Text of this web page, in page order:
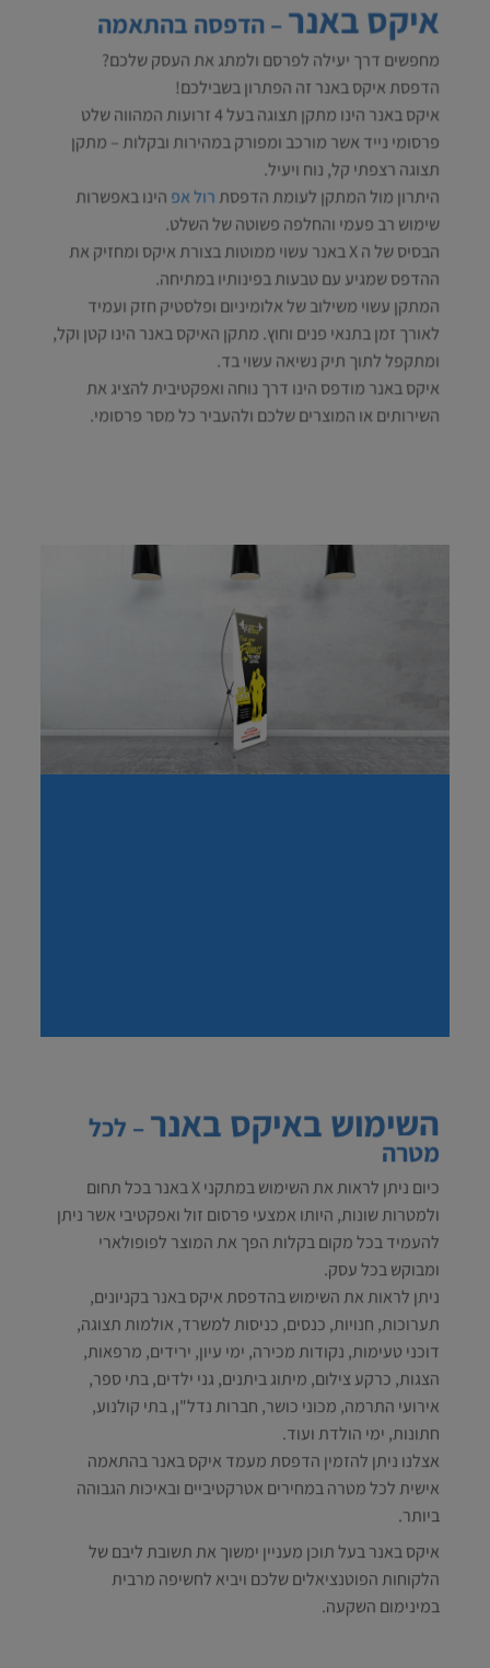
איקס באנר – הדפסה בהתאמה
מחפשים דרך יעילה לפרסם ולמתג את העסק שלכם?
הדפסת איקס באנר זה הפתרון בשבילכם!
איקס באנר הינו מתקן תצוגה בעל 4 זרועות המהווה שלט
פרסומי נייד אשר מורכב ומפורק במהירות ובקלות – מתקן
תצוגה רצפתי קל, נוח ויעיל.
היתרון מול המתקן לעומת הדפסת רול אפ הינו באפשרות
שימוש רב פעמי והחלפה פשוטה של השלט.
הבסיס של ה X באנר עשוי ממוטות בצורת איקס ומחזיק את
ההדפס שמגיע עם טבעות בפינותיו במתיחה.
המתקן עשוי משילוב של אלומיניום ופלסטיק חזק ועמיד
לאורך זמן בתנאי פנים וחוץ. מתקן האיקס באנר הינו קטן וקל,
ומתקפל לתוך תיק נשיאה עשוי בד.
איקס באנר מודפס הינו דרך נוחה ואפקטיבית להציג את
השירותים או המוצרים שלכם ולהעביר כל מסר פרסומי.
השימוש באיקס באנר – לכל
מטרה
כיום ניתן לראות את השימוש במתקני X באנר בכל תחום
ולמטרות שונות, היותו אמצעי פרסום זול ואפקטיבי אשר ניתן
להעמיד בכל מקום בקלות הפך את המוצר לפופולארי
ומבוקש בכל עסק.
ניתן לראות את השימוש בהדפסת איקס באנר בקניונים,
תערוכות, חנויות, כנסים, כניסות למשרד, אולמות תצוגה,
דוכני טעימות, נקודות מכירה, ימי עיון, ירידים, מרפאות,
הצגות, כרקע צילום, מיתוג ביתנים, גני ילדים, בתי ספר,
אירועי התרמה, מכוני כושר, חברות נדל"ן, בתי קולנוע,
חתונות, ימי הולדת ועוד.
אצלנו ניתן להזמין הדפסת מעמד איקס באנר בהתאמה
אישית לכל מטרה במחירים אטרקטיביים ובאיכות הגבוהה
ביותר.
איקס באנר בעל תוכן מעניין ימשוך את תשובת ליבם של
הלקוחות הפוטנציאלים שלכם ויביא לחשיפה מרבית
במינימום השקעה.